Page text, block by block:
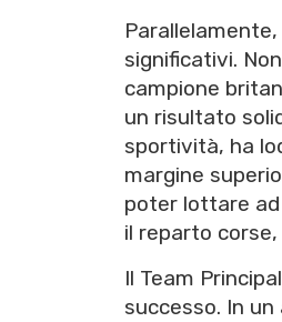
significativi.
campione
un risultato
sportività, ha
margine
poter lottare
il reparto
Il Team
successo. In